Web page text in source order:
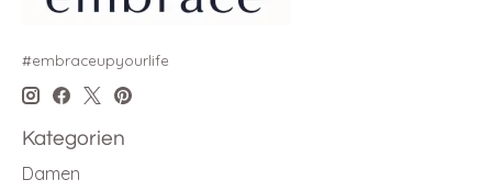
#embraceupyourlife
Kategorien
Damen